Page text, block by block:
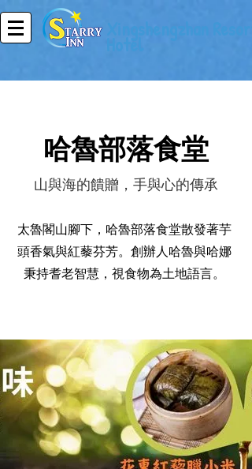
Xingshengzhan Resort
哈魯部落食堂
山與海的饋贈，手與心的傳承
太魯閣山腳下，哈魯部落食堂散發著芋
頭香氣與紅藜芬芳。創辦人哈魯與哈娜
秉持耆老智慧，視食物為土地語言。